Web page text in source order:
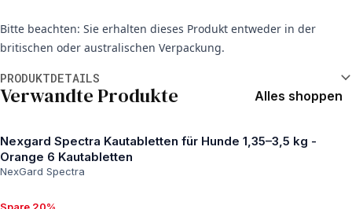
Bitte beachten: Sie erhalten dieses Produkt entweder in der
britischen oder australischen Verpackung.
PRODUKTDETAILS
Verwandte Produkte Alles shoppen
Nexgard Spectra Kautabletten für Hunde 1,35–3,5 kg -
Orange 6 Kautabletten
NexGard Spectra